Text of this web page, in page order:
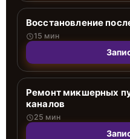
Восстановление
15 мин
Ремонт микшерных
каналов
25 мин